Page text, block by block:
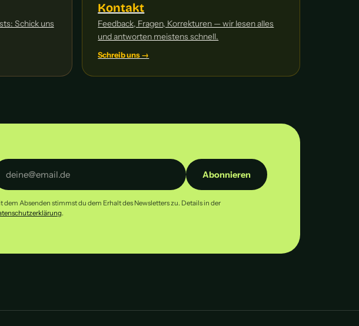
Schick uns
Kontakt
Feedback, Fragen, Korrekturen — wir lesen alles
und antworten meistens schnell.
Schreib uns →
Abonnieren
dem Absenden stimmst du dem Erhalt des Newsletters zu. Details in der
.